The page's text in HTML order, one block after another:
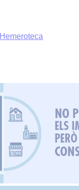
Hemeroteca